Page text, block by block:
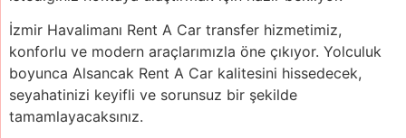
İzmir Havalimanı Rent A Car transfer hizmetimiz,
konforlu ve modern araçlarımızla öne çıkıyor. Yolculuk
boyunca Alsancak Rent A Car kalitesini hissedecek,
seyahatinizi keyifli ve sorunsuz bir şekilde
tamamlayacaksınız.